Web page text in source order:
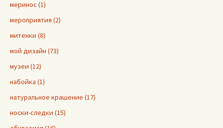
меринос (1)
мероприятия (2)
митенки (8)
мой дизайн (73)
музеи (12)
набойка (1)
натуральное крашение (17)
носки-следки (15)